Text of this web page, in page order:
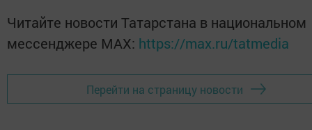
Читайте новости Татарстана в национальном
мессенджере MАХ: https://max.ru/tatmedia
Перейти на страницу новости